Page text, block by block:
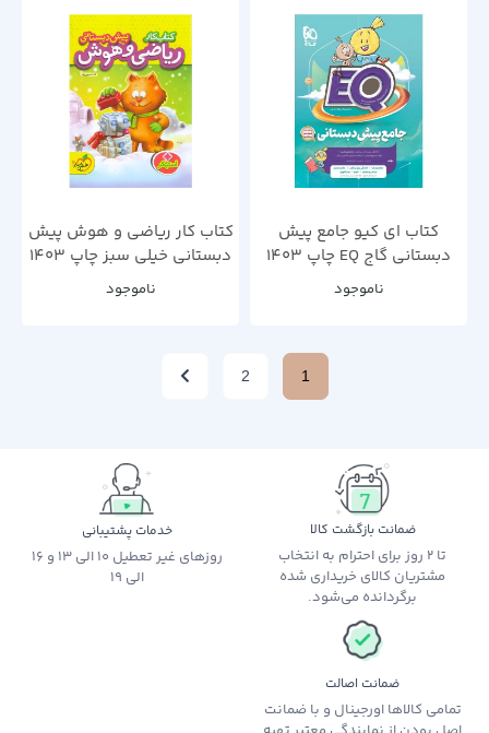
کتاب ای کیو جامع پیش
دبستانی گاج EQ چاپ 1403
ناموجود
کتاب کار ریاضی و هوش پیش
دبستانی خیلی سبز چاپ 1403
ناموجود
1
2
ضمانت بازگشت کالا
تا 2 روز برای احترام به انتخاب
مشتریان کالای خریداری شده
برگردانده می‌شود.
خدمات پشتیبانی
روزهای غیر تعطیل 10 الی 13 و 16
الی 19
ضمانت اصالت
تمامی کالاها اورجینال و با ضمانت